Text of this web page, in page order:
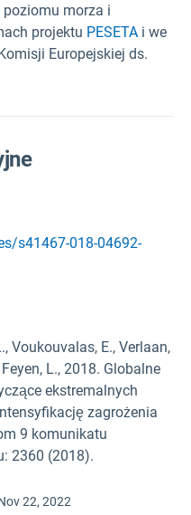
poziomu morza i
projektu PESETA i we
Europejskiej ds.
s41467-018-04692-
Voukouvalas, E., Verlaan,
L., 2018. Globalne
ekstremalnych
zagrożenia
9 komunikatu
2360 (2018).
22, 2022